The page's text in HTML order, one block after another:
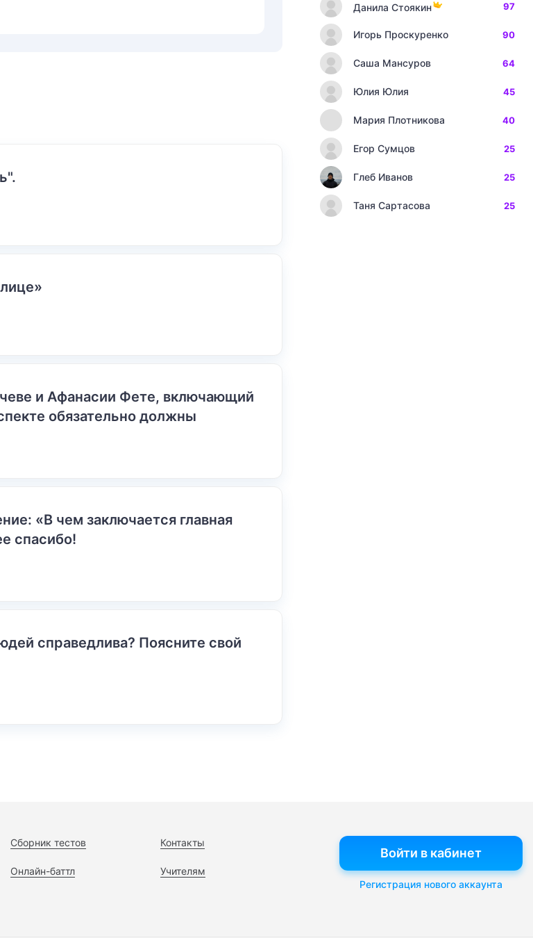
и Афанасии Фете, включающий
обязательно должны
«В чем заключается главная
спасибо!
справедлива? Поясните свой
Данила Стоякин 97
Игорь Проскуренко 90
Саша Мансуров 64
Юлия Юлия 45
Мария Плотникова 40
Егор Сумцов 25
Глеб Иванов 25
Таня Сартасова 25
Сборник тестов
Онлайн-баттл
Контакты
Учителям
Войти в кабинет
Регистрация нового аккаунта